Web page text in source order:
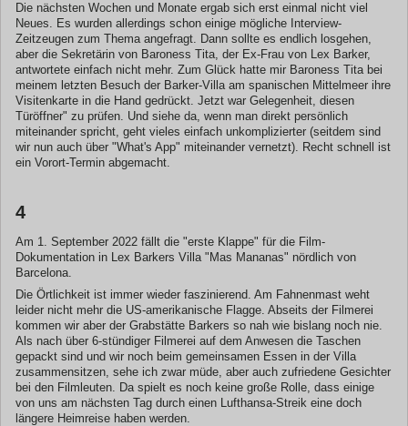
Die nächsten Wochen und Monate ergab sich erst einmal nicht viel
Neues. Es wurden allerdings schon einige mögliche Interview-
Zeitzeugen zum Thema angefragt. Dann sollte es endlich losgehen,
aber die Sekretärin von Baroness Tita, der Ex-Frau von Lex Barker,
antwortete einfach nicht mehr. Zum Glück hatte mir Baroness Tita bei
meinem letzten Besuch der Barker-Villa am spanischen Mittelmeer ihre
Visitenkarte in die Hand gedrückt. Jetzt war Gelegenheit, diesen
Türöffner" zu prüfen. Und siehe da, wenn man direkt persönlich
miteinander spricht, geht vieles einfach unkomplizierter (seitdem sind
wir nun auch über "What's App" miteinander vernetzt). Recht schnell ist
ein Vorort-Termin abgemacht.
4
Am 1. September 2022 fällt die "erste Klappe" für die Film-
Dokumentation in Lex Barkers Villa "Mas Mananas" nördlich von
Barcelona.
Die Örtlichkeit ist immer wieder faszinierend. Am Fahnenmast weht
leider nicht mehr die US-amerikanische Flagge. Abseits der Filmerei
kommen wir aber der Grabstätte Barkers so nah wie bislang noch nie.
Als nach über 6-stündiger Filmerei auf dem Anwesen die Taschen
gepackt sind und wir noch beim gemeinsamen Essen in der Villa
zusammensitzen, sehe ich zwar müde, aber auch zufriedene Gesichter
bei den Filmleuten. Da spielt es noch keine große Rolle, dass einige
von uns am nächsten Tag durch einen Lufthansa-Streik eine doch
längere Heimreise haben werden.